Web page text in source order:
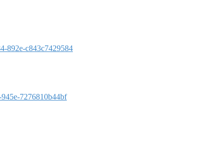
892e-c843c7429584
7276810b44bf